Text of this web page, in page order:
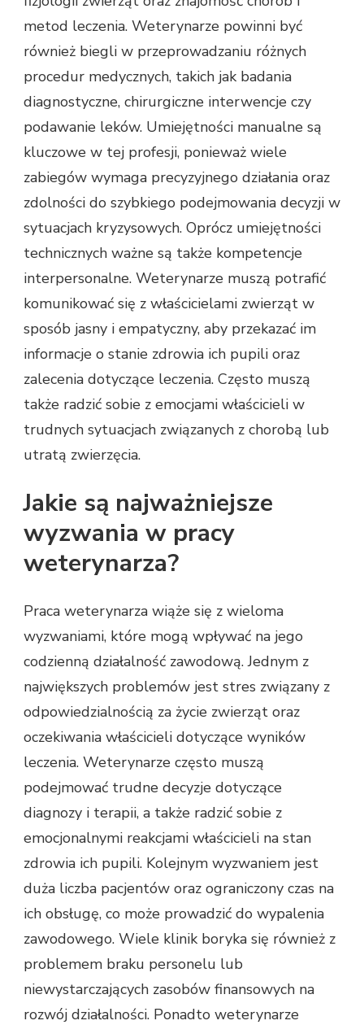
metod leczenia. Weterynarze powinni być
również biegli w przeprowadzaniu różnych
procedur medycznych, takich jak badania
diagnostyczne, chirurgiczne interwencje czy
podawanie leków. Umiejętności manualne są
kluczowe w tej profesji, ponieważ wiele
zabiegów wymaga precyzyjnego działania oraz
zdolności do szybkiego podejmowania decyzji w
sytuacjach kryzysowych. Oprócz umiejętności
technicznych ważne są także kompetencje
interpersonalne. Weterynarze muszą potrafić
komunikować się z właścicielami zwierząt w
sposób jasny i empatyczny, aby przekazać im
informacje o stanie zdrowia ich pupili oraz
zalecenia dotyczące leczenia. Często muszą
także radzić sobie z emocjami właścicieli w
trudnych sytuacjach związanych z chorobą lub
utratą zwierzęcia.
Jakie są najważniejsze
wyzwania w pracy
weterynarza?
Praca weterynarza wiąże się z wieloma
wyzwaniami, które mogą wpływać na jego
codzienną działalność zawodową. Jednym z
największych problemów jest stres związany z
odpowiedzialnością za życie zwierząt oraz
oczekiwania właścicieli dotyczące wyników
leczenia. Weterynarze często muszą
podejmować trudne decyzje dotyczące
diagnozy i terapii, a także radzić sobie z
emocjonalnymi reakcjami właścicieli na stan
zdrowia ich pupili. Kolejnym wyzwaniem jest
duża liczba pacjentów oraz ograniczony czas na
ich obsługę, co może prowadzić do wypalenia
zawodowego. Wiele klinik boryka się również z
problemem braku personelu lub
niewystarczających zasobów finansowych na
rozwój działalności. Ponadto weterynarze